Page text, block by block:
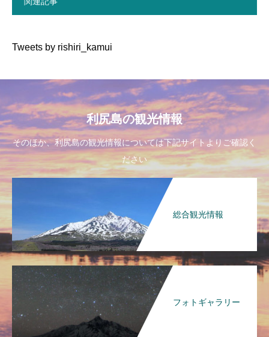
Tweets by rishiri_kamui
利尻島の観光情報
そのほか、利尻島の観光情報については下記サイトよりご確認く
ださい
総合観光情報
フォトギャラリー